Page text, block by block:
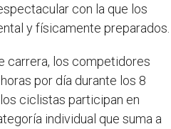
con la que los
y físicamente preparados.
carrera, los competidores
por día durante los 8
ciclistas participan en
individual que suma a